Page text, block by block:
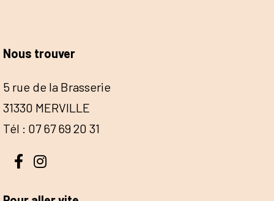
Nous trouver
5 rue de la Brasserie
31330 MERVILLE
Tél : 07 67 69 20 31